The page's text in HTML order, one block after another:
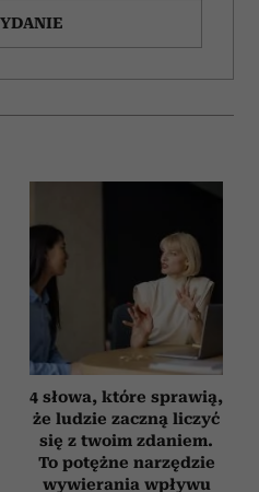
i analitycznym.
4 słowa, które sprawią,
że ludzie zaczną liczyć
się z twoim zdaniem.
To potężne narzędzie
wywierania wpływu